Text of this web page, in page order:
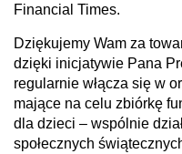
Financial Times.
Dziękujemy Wam za
dzięki inicjatywie Pana
regularnie włącza się w
mające na celu zbiórkę
dla dzieci – wspólnie
społecznych